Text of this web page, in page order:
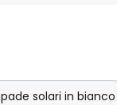
solari in bianco